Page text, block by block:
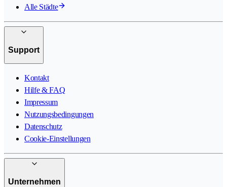
Alle Städte
Support
Kontakt
Hilfe & FAQ
Impressum
Nutzungsbedingungen
Datenschutz
Cookie-Einstellungen
Unternehmen